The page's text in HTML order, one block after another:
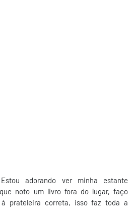
adorando ver minha estante
noto um livro fora do lugar, faço
à prateleira correta, isso faz toda a